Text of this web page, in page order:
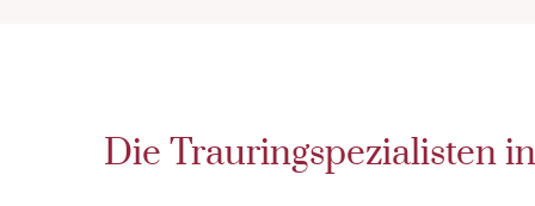
Die Trauringspezialisten